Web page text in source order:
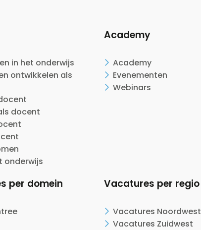
in het onderwijs
ontwikkelen als
docent
onderwijs
per domein
Academy
Academy
Evenementen
Webinars
Vacatures per regio
Vacatures Noordwest
Vacatures Zuidwest